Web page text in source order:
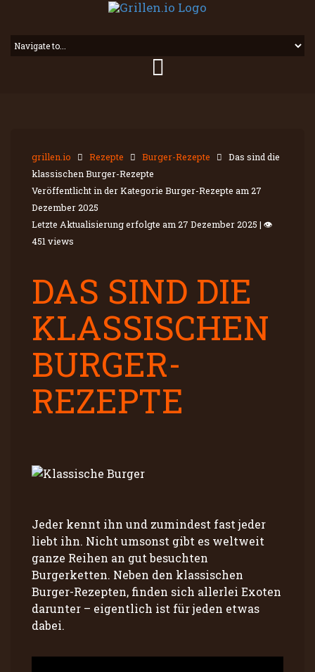
grillen.io Rezepte Burger-Rezepte
Das sind die
klassischen Burger-Rezepte
Veröffentlicht in der Kategorie Burger-Rezepte am 27
Dezember 2025
Letzte Aktualisierung erfolgte am 27 Dezember 2025 | 👁
451 views
DAS SIND DIE
KLASSISCHEN
BURGER-
REZEPTE
Jeder kennt ihn und zumindest fast jeder
liebt ihn. Nicht umsonst gibt es weltweit
ganze Reihen an gut besuchten
Burgerketten. Neben den klassischen
Burger-Rezepten, finden sich allerlei Exoten
darunter – eigentlich ist für jeden etwas
dabei.